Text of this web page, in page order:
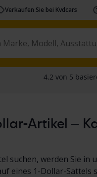
Verkaufen Sie bei Kvdcars
Artikel –
suchen, werden Sie
eines 1-Dollar-Sattels